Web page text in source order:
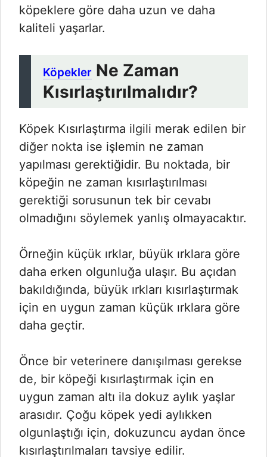
köpeklere göre daha uzun ve daha
kaliteli yaşarlar.
Köpekler Ne Zaman
Kısırlaştırılmalıdır?
Köpek Kısırlaştırma ilgili merak edilen bir
diğer nokta ise işlemin ne zaman
yapılması gerektiğidir. Bu noktada, bir
köpeğin ne zaman kısırlaştırılması
gerektiği sorusunun tek bir cevabı
olmadığını söylemek yanlış olmayacaktır.
Örneğin küçük ırklar, büyük ırklara göre
daha erken olgunluğa ulaşır. Bu açıdan
bakıldığında, büyük ırkları kısırlaştırmak
için en uygun zaman küçük ırklara göre
daha geçtir.
Önce bir veterinere danışılması gerekse
de, bir köpeği kısırlaştırmak için en
uygun zaman altı ila dokuz aylık yaşlar
arasıdır. Çoğu köpek yedi aylıkken
olgunlaştığı için, dokuzuncu aydan önce
kısırlaştırılmaları tavsiye edilir.